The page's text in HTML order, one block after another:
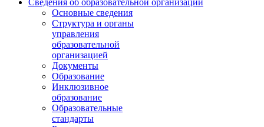
Сведения об образовательной организации
Основные сведения
Структура и органы
управления
образовательной
организацией
Документы
Образование
Инклюзивное
образование
Образовательные
стандарты